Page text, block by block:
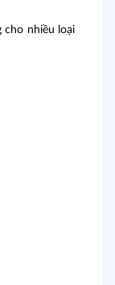
cho nhiều loại